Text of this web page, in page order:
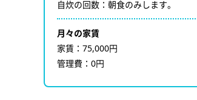
自炊の回数：朝食のみします。
月々の家賃
家賃：75,000円
管理費：0円